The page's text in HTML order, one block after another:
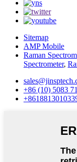
Sitemap
AMP Mobile
Raman
Spectrometer,
+86 (10) 5083